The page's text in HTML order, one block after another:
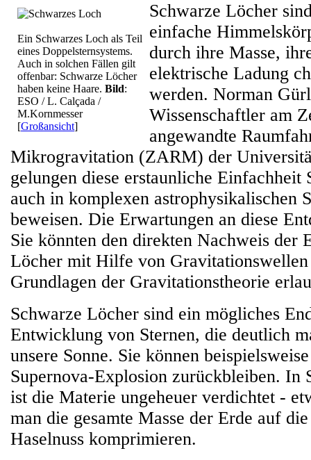
Ein Schwarzes Loch als Teil
eines Doppelsternsystems.
Auch in solchen Fällen gilt
offenbar: Schwarze Löcher
haben keine Haare. Bild:
ESO / L. Calçada /
M.Kornmesser
[Großansicht]
Schwarze Löcher
einfache
durch ihre Masse,
elektrische Ladung
werden. Norman
Wissenschaftler am
angewandte
Mikrogravitation (ZARM) der
gelungen diese erstaunliche Einfachheit
auch in komplexen astrophysikalischen
beweisen. Die Erwartungen an diese
Sie könnten den direkten Nachweis der
Löcher mit Hilfe von Gravitationswellen
Grundlagen der Gravitationstheorie
Schwarze Löcher sind ein mögliches
Entwicklung von Sternen, die deutlich
unsere Sonne. Sie können
Supernova-Explosion zurückbleiben. In
ist die Materie ungeheuer verdichtet -
man die gesamte Masse der Erde auf
Haselnuss komprimieren.